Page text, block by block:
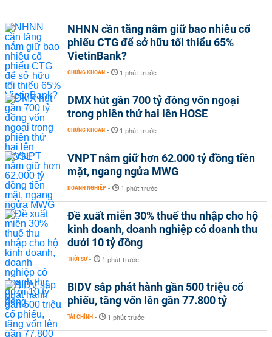
NHNN cần tăng nắm giữ bao nhiêu cổ
phiếu CTG để sở hữu tối thiểu 65%
VietinBank?
CHỨNG KHOÁN - 1 phút trước
DMX hút gần 700 tỷ đồng vốn ngoại
trong phiên thứ hai lên HOSE
CHỨNG KHOÁN - 1 phút trước
VNPT nắm giữ hơn 62.000 tỷ đồng tiền
mặt, ngang ngửa MWG
DOANH NGHIỆP - 1 phút trước
Đề xuất miễn 30% thuế thu nhập cho hộ
kinh doanh, doanh nghiệp có doanh thu
dưới 10 tỷ đồng
THỜI SỰ - 1 phút trước
BIDV sắp phát hành gần 500 triệu cổ
phiếu, tăng vốn lên gần 77.800 tỷ
TÀI CHÍNH - 1 phút trước